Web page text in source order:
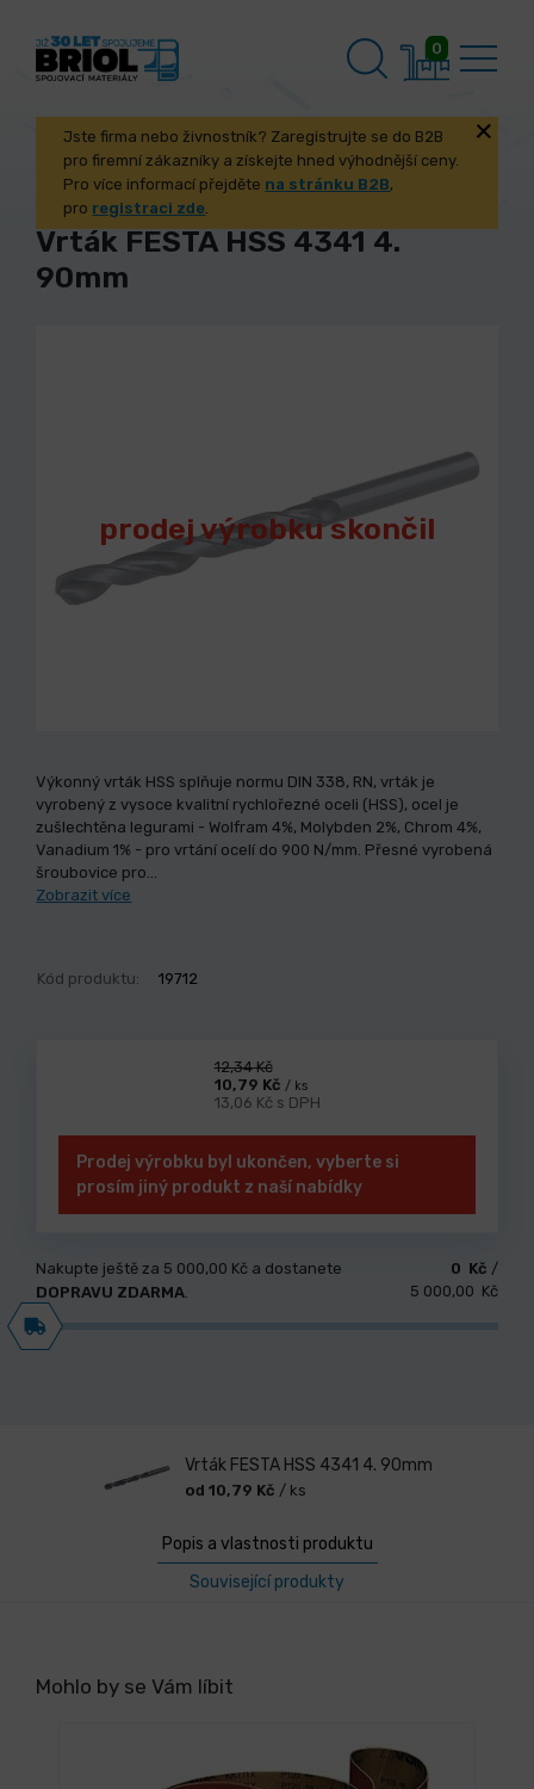
0
Jste firma nebo živnostník? Zaregistrujte se do B2B
pro firemní zákazníky a získejte hned výhodnější ceny.
Pro více informací přejděte na stránku B2B,
pro registraci zde.
Vrták FESTA HSS 4341 4.
90mm
prodej výrobku skončil
Výkonný vrták HSS splňuje normu DIN 338, RN, vrták je
vyrobený z vysoce kvalitní rychlořezné oceli (HSS), ocel je
zušlechtěna legurami - Wolfram 4%, Molybden 2%, Chrom 4%,
Vanadium 1% - pro vrtání ocelí do 900 N/mm. Přesné vyrobená
šroubovice pro…
Zobrazit více
Kód produktu: 19712
12,34 Kč
10,79 Kč / ks
13,06 Kč s DPH
Prodej výrobku byl ukončen, vyberte si
prosím jiný produkt z naší nabídky
Nakupte ještě za 5 000,00 Kč a dostanete
DOPRAVU ZDARMA.
0 Kč /
5 000,00 Kč
Vrták FESTA HSS 4341 4. 90mm
od 10,79 Kč / ks
Popis a vlastnosti produktu
Související produkty
Mohlo by se Vám líbit